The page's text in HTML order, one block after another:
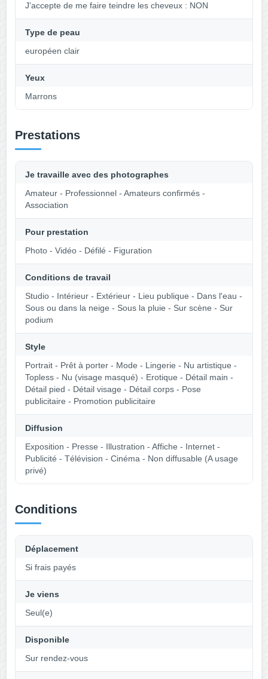
J'accepte de me faire teindre les cheveux : NON
Type de peau
européen clair
Yeux
Marrons
Prestations
Je travaille avec des photographes
Amateur - Professionnel - Amateurs confirmés -
Association
Pour prestation
Photo - Vidéo - Défilé - Figuration
Conditions de travail
Studio - Intérieur - Extérieur - Lieu publique - Dans l'eau -
Sous ou dans la neige - Sous la pluie - Sur scène - Sur
podium
Style
Portrait - Prêt à porter - Mode - Lingerie - Nu artistique -
Topless - Nu (visage masqué) - Erotique - Détail main -
Détail pied - Détail visage - Détail corps - Pose
publicitaire - Promotion publicitaire
Diffusion
Exposition - Presse - Illustration - Affiche - Internet -
Publicité - Télévision - Cinéma - Non diffusable (A usage
privé)
Conditions
Déplacement
Si frais payés
Je viens
Seul(e)
Disponible
Sur rendez-vous